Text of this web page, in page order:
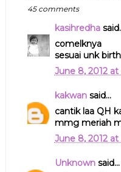
45 comments
kasihredha
comelknya
sesuai unk
June 8, 2012 at
kakwansaid...
cantik laa QH
mmg meriah
June 8, 2012
Unknownsaid...